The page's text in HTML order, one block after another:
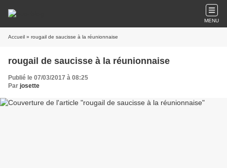
MENU
Accueil » rougail de saucisse à la réunionnaise
rougail de saucisse à la réunionnaise
Publié le 07/03/2017 à 08:25
Par josette